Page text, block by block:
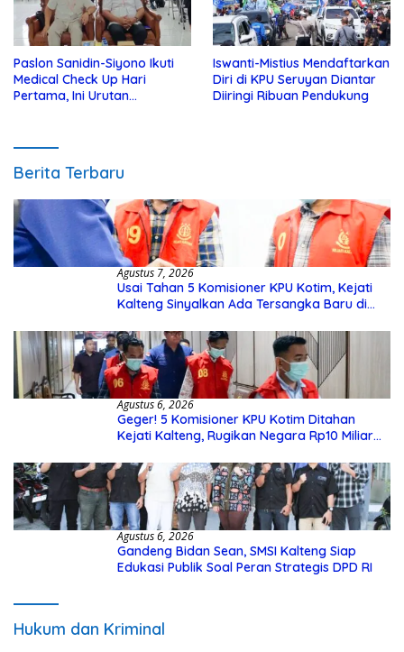
Paslon Sanidin-Siyono Ikuti
Medical Check Up Hari
Pertama, Ini Urutan
Iswanti-Mistius Mendaftarkan
Diri di KPU Seruyan Diantar
Diiringi Ribuan Pendukung
Berita Terbaru
Agustus 7, 2026
Usai Tahan 5 Komisioner KPU Kotim, Kejati
Kalteng Sinyalkan Ada Tersangka Baru di
Agustus 6, 2026
Geger! 5 Komisioner KPU Kotim Ditahan
Kejati Kalteng, Rugikan Negara Rp10 Miliar
Agustus 6, 2026
Gandeng Bidan Sean, SMSI Kalteng Siap
Edukasi Publik Soal Peran Strategis DPD RI
Hukum dan Kriminal